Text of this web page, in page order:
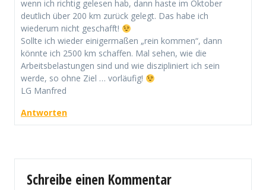
wenn ich richtig gelesen hab, dann haste im Oktober
deutlich über 200 km zurück gelegt. Das habe ich
wiederum nicht geschafft!
Sollte ich wieder einigermaßen „rein kommen“, dann
könnte ich 2500 km schaffen. Mal sehen, wie die
Arbeitsbelastungen sind und wie diszipliniert ich sein
werde, so ohne Ziel … vorläufig!
LG Manfred
Antworten
Schreibe einen Kommentar